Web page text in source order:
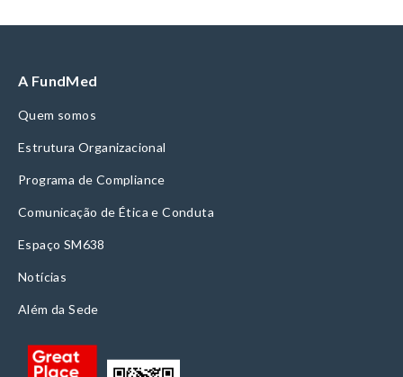
A FundMed
Quem somos
Estrutura Organizacional
Programa de Compliance
Comunicação de Ética e Conduta
Espaço SM638
Notícias
Além da Sede